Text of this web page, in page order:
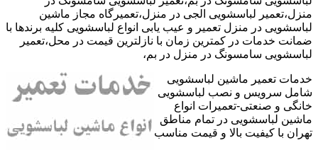
منزل،تعمیر لباسشویی الجی در منزل،تعمیرگاه مجاز ماشین
لباسشویی در منزل تعمیر و عیب یابی انواع لباسشویی کلیه برندها با
ضمانت خدمات در کمترین زمان با نازلترین قیمت در محل،تعمیر
لباسشویی سامسونگ در منزل در بم،
خدمات تعمیر ماشین لباسشویی
شامل سرویس و نصب لباسشویی
خانگی و صنعتی-تعمیرات انواع
ماشین لباسشویی در تمام مناطق
تهران با کیفیت بالا و قیمت مناسب